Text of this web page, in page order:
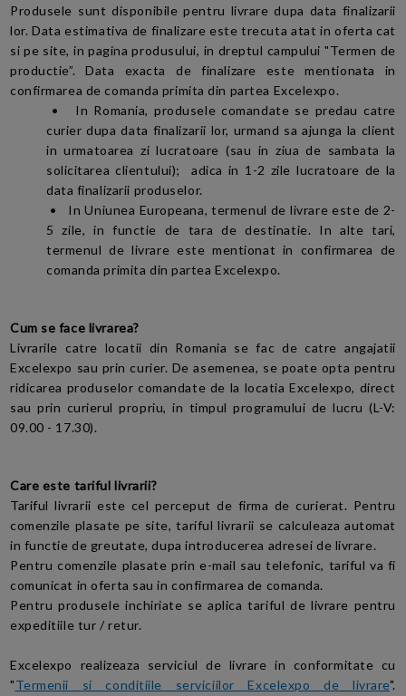
Produsele sunt disponibile pentru livrare dupa data finalizarii
lor. Data estimativa de finalizare este trecuta atat in oferta cat
si pe site, in pagina produsului, in dreptul campului "Termen de
productie”. Data exacta de finalizare este mentionata in
confirmarea de comanda primita din partea Excelexpo.
• In Romania, produsele comandate se predau catre
curier dupa data finalizarii lor, urmand sa ajunga la client
in urmatoarea zi lucratoare (sau in ziua de sambata la
solicitarea clientului); adica in 1-2 zile lucratoare de la
data finalizarii produselor.
• In Uniunea Europeana, termenul de livrare este de 2-
5 zile, in functie de tara de destinatie. In alte tari,
termenul de livrare este mentionat in confirmarea de
comanda primita din partea Excelexpo.
Cum se face livrarea?
Livrarile catre locatii din Romania se fac de catre angajatii
Excelexpo sau prin curier. De asemenea, se poate opta pentru
ridicarea produselor comandate de la locatia Excelexpo, direct
sau prin curierul propriu, in timpul programului de lucru (L-V:
09.00 - 17.30).
Care este tariful livrarii?
Tariful livrarii este cel perceput de firma de curierat. Pentru
comenzile plasate pe site, tariful livrarii se calculeaza automat
in functie de greutate, dupa introducerea adresei de livrare.
Pentru comenzile plasate prin e-mail sau telefonic, tariful va fi
comunicat in oferta sau in confirmarea de comanda.
Pentru produsele inchiriate se aplica tariful de livrare pentru
expeditiile tur / retur.
Excelexpo realizeaza serviciul de livrare in conformitate cu
"Termenii si conditiile serviciilor Excelexpo de livrare".